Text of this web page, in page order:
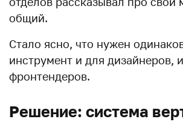
общий.
Стало ясно, что нужен
инструмент и для дизайнеров,
фронтендеров.
Решение: система